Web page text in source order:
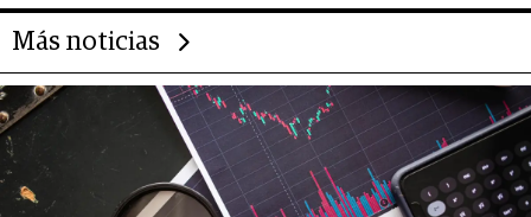
Más noticias